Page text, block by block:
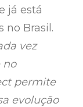
já está
no Brasil.
vez
no
permite
evolução